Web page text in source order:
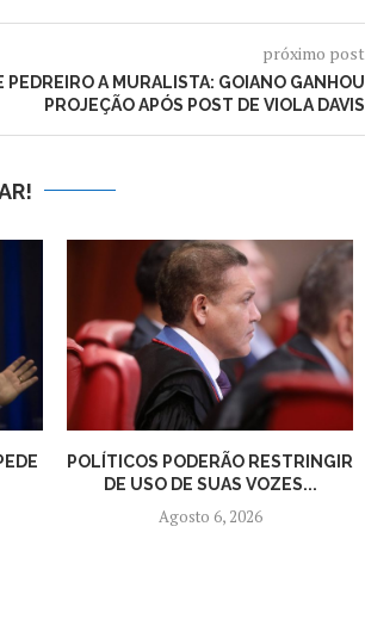
próximo post
PEDREIRO A MURALISTA: GOIANO GANHOU
PROJEÇÃO APÓS POST DE VIOLA DAVIS
POLÍTICOS PODERÃO RESTRINGIR
DE USO DE SUAS VOZES...
Agosto 6, 2026